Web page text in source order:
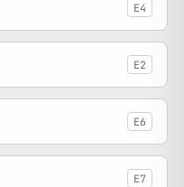
E4
E2
E6
E7